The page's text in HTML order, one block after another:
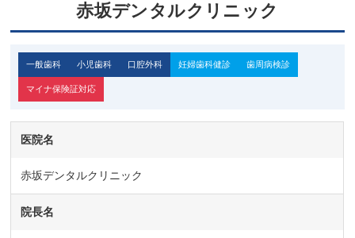
赤坂デンタルクリニック
一般歯科 小児歯科 口腔外科 妊婦歯科健診 歯周病検診
マイナ保険証対応
医院名
赤坂デンタルクリニック
院長名